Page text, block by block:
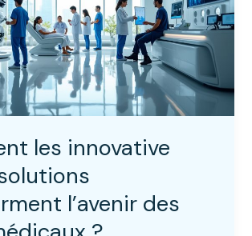
les innovative
l’avenir des